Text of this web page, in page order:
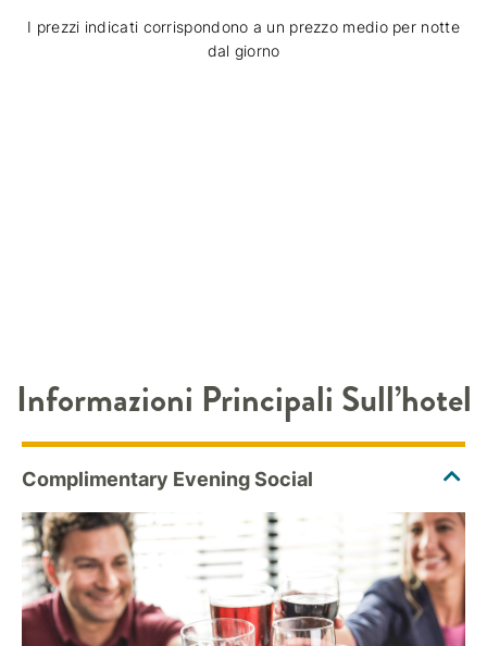
I prezzi indicati corrispondono a un prezzo medio per notte
dal giorno
Informazioni Principali Sull’hotel